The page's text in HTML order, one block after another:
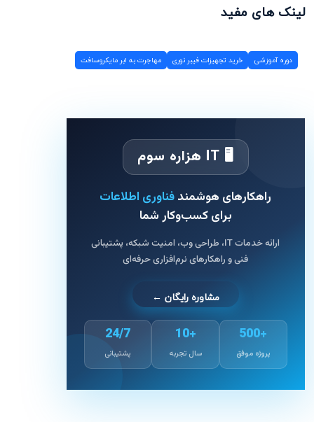
لینک های مفید
دوره آموزشی خرید تجهیزات فیبر نوری مهاجرت به ابر مایکروسافت
🖥 IT هزاره سوم
راهکارهای هوشمندفناوری اطلاعات
برای کسب‌وکار شما
ارائه خدمات IT، طراحی وب، امنیت شبکه، پشتیبانی
فنی و راهکارهای نرم‌افزاری حرفه‌ای
مشاوره رایگان ←
+500
پروژه موفق
+10
سال تجربه
24/7
پشتیبانی